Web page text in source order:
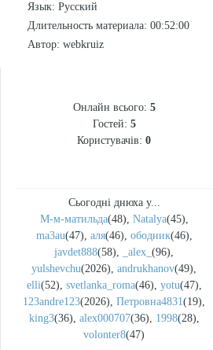
Язык: Русский
Длительность материала: 00:52:00
Автор: webkruiz
Онлайн всього: 5
Гостей: 5
Користувачів: 0
Сьогодні днюха у...
М-м-матильда(48), Natalya(45),
ma3au(47), аля(46), ободник(46),
javdet888(58), _alex_ (96),
yulshevchu(2026), andrukhanov(49),
elli(52), svetlanka_roma(46), yotu(47),
123andre123(2026), Петровна4831(19),
king3(36), alex000707(36), 1998(28),
volonter8(47)